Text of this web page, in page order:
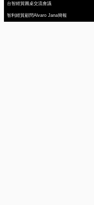
台智經貿圓桌交流會議
智利經貿顧問Alvaro Jana簡報